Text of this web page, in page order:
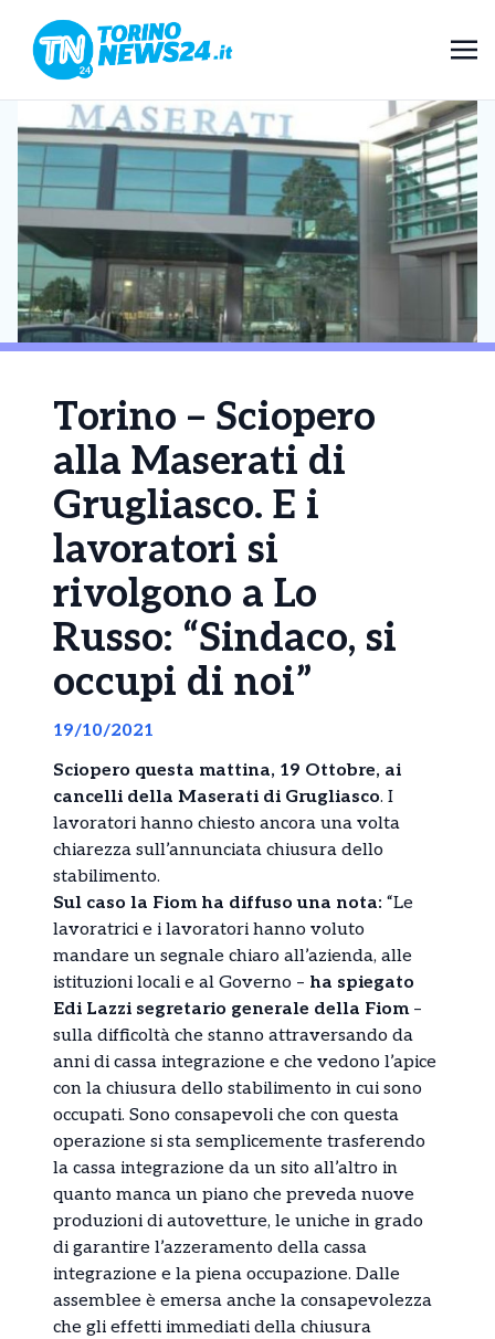
Torino – Sciopero
alla Maserati di
Grugliasco. E i
lavoratori si
rivolgono a Lo
Russo: “Sindaco, si
occupi di noi”
19/10/2021
Sciopero questa mattina, 19 Ottobre, ai
cancelli della Maserati di Grugliasco. I
lavoratori hanno chiesto ancora una volta
chiarezza sull’annunciata chiusura dello
stabilimento.
Sul caso la Fiom ha diffuso una nota: “Le
lavoratrici e i lavoratori hanno voluto
mandare un segnale chiaro all’azienda, alle
istituzioni locali e al Governo – ha spiegato
Edi Lazzi segretario generale della Fiom–
sulla difficoltà che stanno attraversando da
anni di cassa integrazione e che vedono l’apice
con la chiusura dello stabilimento in cui sono
occupati. Sono consapevoli che con questa
operazione si sta semplicemente trasferendo
la cassa integrazione da un sito all’altro in
quanto manca un piano che preveda nuove
produzioni di autovetture, le uniche in grado
di garantire l’azzeramento della cassa
integrazione e la piena occupazione. Dalle
assemblee è emersa anche la consapevolezza
che gli effetti immediati della chiusura